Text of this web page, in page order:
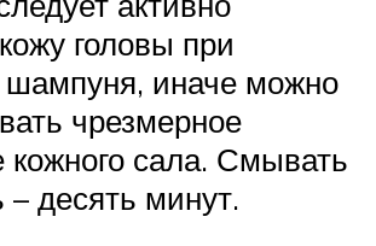
головы при
шампуня, иначе можно
чрезмерное
сала. Смывать
– десять минут.